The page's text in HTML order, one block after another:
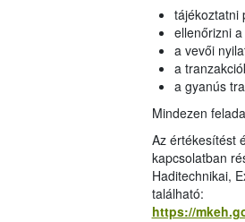
tájékoztatni
ellenőrizni
a vevői
a
a gyanús
Mindezen
Az értékesítést
kapcsolatban
Haditechnikai,
található:
https://